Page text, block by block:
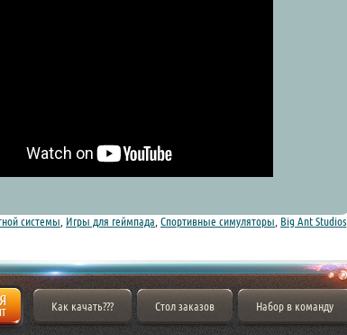
системы Игры для геймпада Спортивные симуляторы Big Ant Studios
Как качать??? Стол заказов Набор в команду